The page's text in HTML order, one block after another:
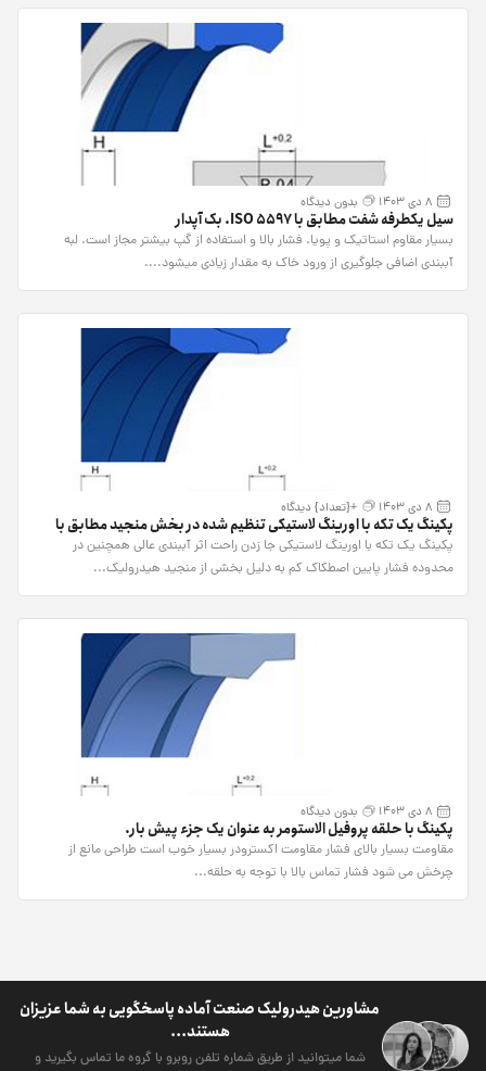
8 دی 1403 بدون دیدگاه
سیل یکطرفه شفت مطابق با ISO 5597. بک آپدار
بسیار مقاوم استاتیک و پویا. فشار بالا و استفاده از گپ بیشتر مجاز است. لبه
آببندی اضافی جلوگیری از ورود خاک به مقدار زیادی میشود....
8 دی 1403 +{تعداد} دیدگاه
پکینگ یک تکه با اورینگ لاستیکی تنظیم شده در بخش منجید مطابق با
ISO 5597.
پکینگ یک تکه با اورینگ لاستیکی جا زدن راحت اثر آببندی عالی همچنین در
محدوده فشار پایین اصطکاک کم به دلیل بخشی از منجید هیدرولیک...
8 دی 1403 بدون دیدگاه
پکینگ با حلقه پروفیل الاستومر به عنوان یک جزء پیش بار.
مقاومت بسیار بالای فشار مقاومت اکسترودر بسیار خوب است طراحی مانع از
چرخش می شود فشار تماس بالا با توجه به حلقه...
مشاورین هیدرولیک صنعت آماده پاسخگویی به شما عزیزان
هستند...
شما میتوانید از طریق شماره تلفن روبرو با گروه ما تماس بگیرید و